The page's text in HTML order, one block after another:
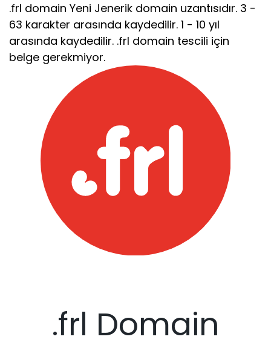
.frl domain Yeni Jenerik domain uzantısıdır. 3 -
63 karakter arasında kaydedilir. 1 - 10 yıl
arasında kaydedilir. .frl domain tescili için
belge gerekmiyor.
.frl Domain